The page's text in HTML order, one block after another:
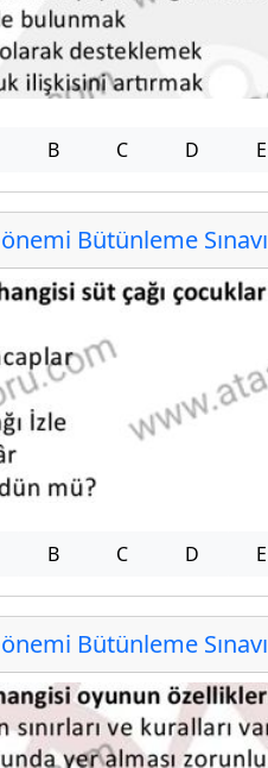
B C D E
Bütünleme Sınavı
B C D E
Bütünleme Sınavı